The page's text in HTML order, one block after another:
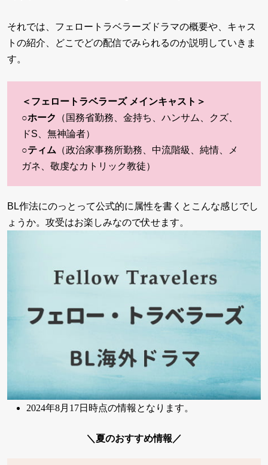
それでは、フェロートラベラーズドラマの概要や、キャス
トの紹介、どこでどの配信でみられるのか説明していきま
す。
＜フェロートラベラーズ メインキャスト＞
○ホーク
（国務省勤務、金持ち、ハンサム、クズ、
ドS、無神論者）
○ティム （政治家事務所勤務、中流階級、純情、メ
ガネ、敬虔なカトリック教徒）
BL作法にのっとって公式的に属性を書くとこんな感じでし
ょうか。攻受はお楽しみなので伏せます。
2024年8月17日時点の情報となります。
＼夏のおすすめ情報／